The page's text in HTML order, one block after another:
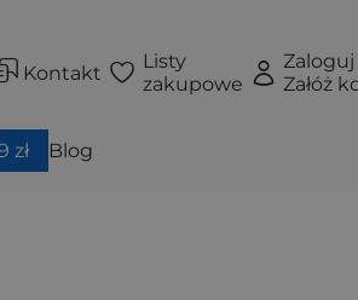
Kontakt
Listy
zakupowe
Zaloguj
Załóż
zł Blog